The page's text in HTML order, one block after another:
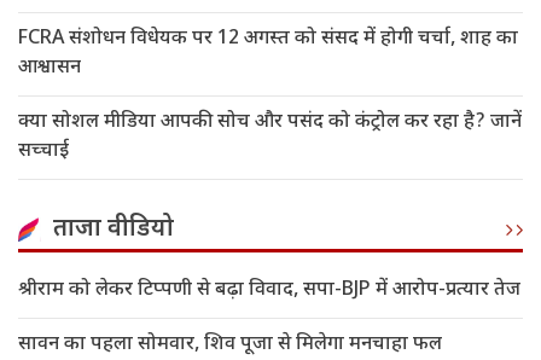
FCRA संशोधन विधेयक पर 12 अगस्त को संसद में होगी चर्चा, शाह का
आश्वासन
क्या सोशल मीडिया आपकी सोच और पसंद को कंट्रोल कर रहा है? जानें
सच्चाई
ताजा वीडियो
श्रीराम को लेकर टिप्पणी से बढ़ा विवाद, सपा-BJP में आरोप-प्रत्यार तेज
सावन का पहला सोमवार, शिव पूजा से मिलेगा मनचाहा फल